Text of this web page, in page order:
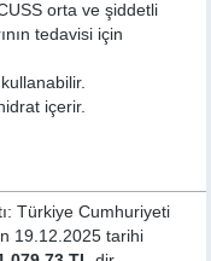
orta ve şiddetli
tedavisi için
içerir.
Türkiye Cumhuriyeti
19.12.2025 tarihi